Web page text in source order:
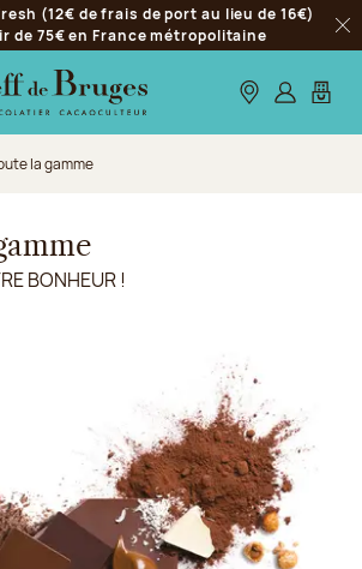
(12€ de frais de port au lieu de 16€)
de 75€ en France métropolitaine
Nos boutiques
S’identifier
Mon
la gamme
BONHEUR !